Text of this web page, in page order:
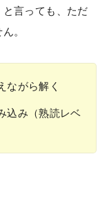
言っても、ただ
。
ながら解く
込み（熟読レベ